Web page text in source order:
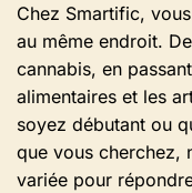
page
du
produit.
Chez Smartific,
au même endroit.
cannabis, en
alimentaires et les
soyez débutant ou
que vous cherchez,
variée pour